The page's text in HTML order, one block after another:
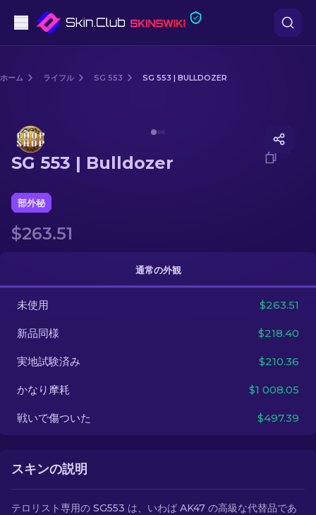
ライフル
スナイパーライフル
ナイフ
グローブ
その他
ホーム ライフル SG 553 SG 553 | BULLDOZER
SG 553 | Bulldozer
部外秘
$263.51
通常の外観
未使用 $263.51
新品同様 $218.40
実地試験済み $210.36
かなり摩耗 $1 008.05
戦いで傷ついた $497.39
スキンの説明
テロリスト専用の SG553 は、いわば AK47 の高級な代替品であ